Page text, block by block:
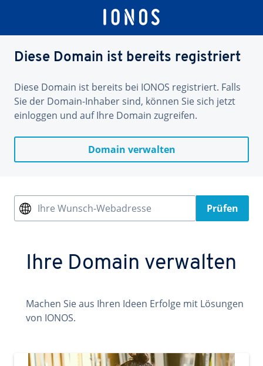
Diese Domain ist bereits registriert
Diese Domain ist bereits bei IONOS registriert. Falls
Sie der Domain-Inhaber sind, können Sie sich jetzt
einloggen und auf Ihre Domain zugreifen.
Domain verwalten
Ihre Wunsch-Webadresse Prüfen
Ihre Domain verwalten
Machen Sie aus Ihren Ideen Erfolge mit Lösungen
von IONOS.